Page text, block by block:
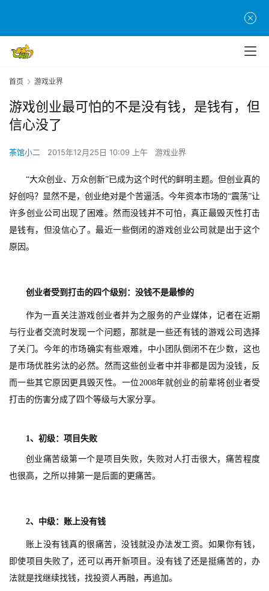
首
页
首页 游戏业界
游戏创业最可怕的不是没有钱，是钱有，但
信心没了
茶馆小二 2015年12月25日 10:09 上午 游戏业界
“大众创业、万众创新”已成为这个时代的鲜明主题。但创业真的
好创吗？显然不是，创业绝对是个苦逼活。今年资本市场的“震荡”让
许多创业公司出现了困难。然而没钱并不可怕，真正最毁灭性打击
是钱有，但没信心了。最近一些倒闭的游戏创业公司就是出于这个
原因。
创业者受到打击的四个级别：没钱不是最惨的
作为一直关注游戏创业者并为之服务的产业媒体，记者在近期
与行业者交流时发现一个问题，那就是一些还有钱的游戏公司选择
了关门。今年的市场确实有些艰难，中小团队倒闭不在少数，这也
是市场优胜劣汰的必然。然而这些创业者中并非都是因为没钱，反
而一些其它原因更具毁灭性。一位2008年就创业的前辈将创业者受
打击的伤害分成了四个等级与大家分享。
1、初级：项目失败
创业痛苦级第一个是项目失败，失败对人打击很大，痛苦程度
也很高，之所以排第一是后面的更痛苦。
2、中级：账上没有钱
账上没有钱真的很痛苦，没钱就没办法发工资。如果你有钱，
即使项目失败了，还可以再开新项目。没有钱了还是挺痛苦的，办
法就是找继续找钱，找投资人再融，再追加。